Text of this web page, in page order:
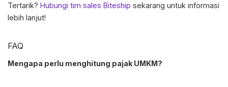
Tertarik? Hubungi tim sales Biteship sekarang untuk informasi
lebih lanjut!
FAQ
Mengapa perlu menghitung pajak UMKM?